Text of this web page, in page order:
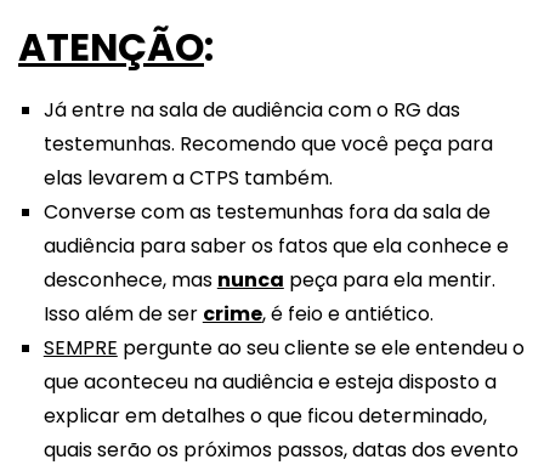
ATENÇÃO:
Já entre na sala de audiência com o RG das
testemunhas. Recomendo que você peça para
elas levarem a CTPS também.
Converse com as testemunhas fora da sala de
audiência para saber os fatos que ela conhece e
desconhece, mas nunca peça para ela mentir.
Isso além de ser crime, é feio e antiético.
SEMPRE pergunte ao seu cliente se ele entendeu o
que aconteceu na audiência e esteja disposto a
explicar em detalhes o que ficou determinado,
quais serão os próximos passos, datas dos evento